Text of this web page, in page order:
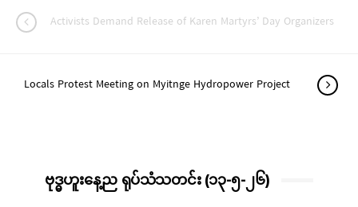
Activists Demand Release of Karen Martyrs’ Day Organizers
Locals Protest Meeting on Myitnge Hydropower Project
ဗုဒ္ဓဟူးနေ့ည ရုပ်သံသတင်း (၁၃-၅-၂၆)